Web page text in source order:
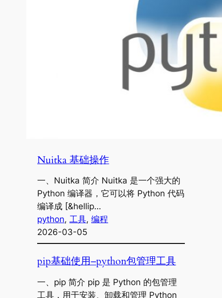
Nuitka 基础操作
一、Nuitka 简介 Nuitka 是一个强大的
Python 编译器，它可以将 Python 代码
编译成 [&hellip…
python, 工具, 编程
2026-03-05
pip基础使用–python包管理工具
一、pip 简介 pip 是 Python 的包管理
工具，用于安装、卸载和管理 Python